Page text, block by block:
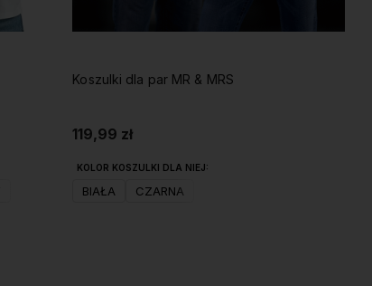
Koszulki dla par MR & MRS
119,99 zł
KOLOR KOSZULKI DLA NIEJ:
BIAŁA CZARNA